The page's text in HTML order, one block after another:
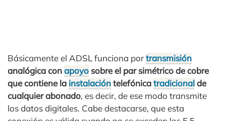
Básicamente el ADSL funciona portransmisión
analógica conapoyo sobre el par simétrico de cobre
que contiene la instalacióntelefónicatradicionalde
cualquier abonado, es decir, de ese modo transmite
los datos digitales. Cabe destacarse, que esta